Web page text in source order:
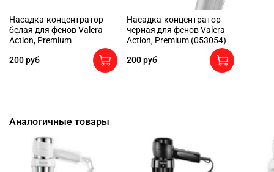
Насадка-концентратор
белая для фенов Valera
Action, Premium
200 руб
Насадка-концентратор
черная для фенов Valera
Action, Premium (053054)
200 руб
Аналогичные товары